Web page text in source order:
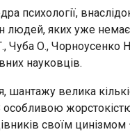
психології,
яких уже немає
Чуба О., Чорноусенко
науковців.
шантажу велика
своїм